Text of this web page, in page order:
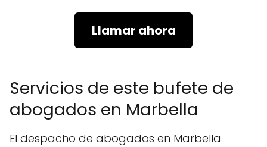
Llamar ahora
Servicios de este bufete de
abogados en Marbella
El despacho de abogados en Marbella